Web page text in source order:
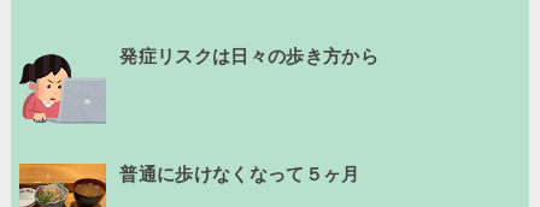
発症リスクは日々の歩き方から
普通に歩けなくなって５ヶ月